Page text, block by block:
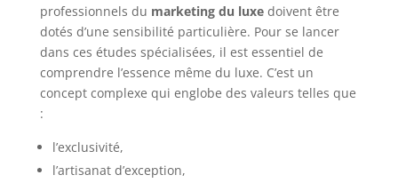
professionnels du marketing du luxedoivent être
dotés d’une sensibilité particulière. Pour se lancer
dans ces études spécialisées, il est essentiel de
comprendre l’essence même du luxe. C’est un
concept complexe qui englobe des valeurs telles que
:
l’exclusivité,
l’artisanat d’exception,